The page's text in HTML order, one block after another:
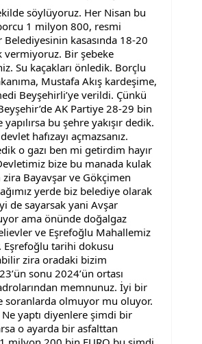
söylüyoruz. Her Nisan bu
1 milyon 800, resmi
kasasında 18-20
vermiyoruz. Bir şebeke
Su kaçakları önledik. Borçlu
Mustafa Akış kardeşime,
Beyşehirli’ye verildi. Çünkü
AK Partiye 28-29 bin
bu şehre yakışır dedik.
hafızayı açmazsanız.
o gazı ben mi getirdim hayır
bize bu manada kulak
Bayavşar ve Gökçimen
yerde biz belediye olarak
de sayarsak yani Avşar
ama önünde doğalgaz
ve Eşrefoğlu Mahallemiz
Eşrefoğlu tarihi dokusu
zira oradaki bizim
sonu 2024’ün ortası
memnunuz. İyi bir
soranlarda olmuyor mu oluyor.
Ne yaptı diyenlere şimdi bir
o ayarda bir asfalttan